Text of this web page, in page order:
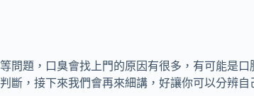
題，口臭會找上門的原因有很多，有可能是
，接下來我們會再來細講，好讓你可以分辨自